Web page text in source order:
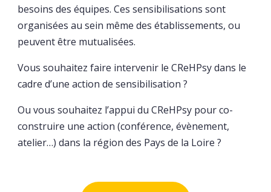
besoins des équipes. Ces sensibilisations sont
organisées au sein même des établissements, ou
peuvent être mutualisées.
Vous souhaitez faire intervenir le CReHPsy dans le
cadre d’une action de sensibilisation ?
Ou vous souhaitez l’appui du CReHPsy pour co-
construire une action (conférence, évènement,
atelier…) dans la région des Pays de la Loire ?